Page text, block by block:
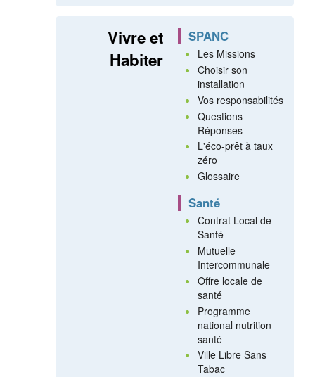
Vivre et
Habiter
SPANC
Les Missions
Choisir son
installation
Vos responsabilités
Questions
Réponses
L'éco-prêt à taux
zéro
Glossaire
Santé
Contrat Local de
Santé
Mutuelle
Intercommunale
Offre locale de
santé
Programme
national nutrition
santé
Ville Libre Sans
Tabac